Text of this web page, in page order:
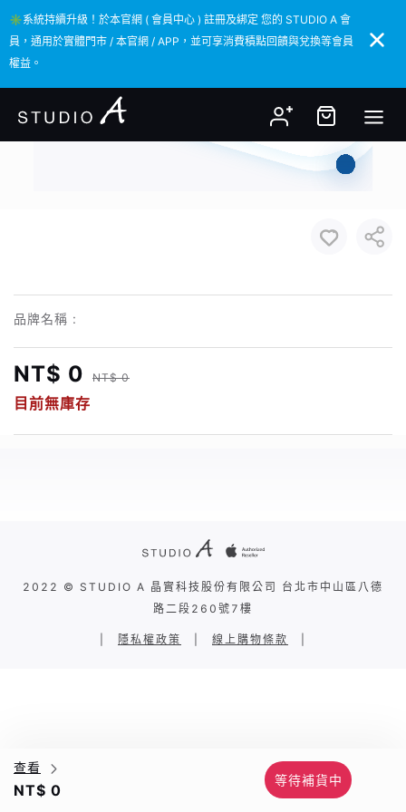
✳️系統持續升級！於本官網 ( 會員中心 ) 註冊及綁定 您的 STUDIO A 會
員，通用於實體門市 / 本官網 / APP，並可享消費積點回饋與兌換等會員
權益。
✳️系統持續升級！於本官網 ( 會員中心 ) 註冊及綁定 您的 STUDIO A 會
員，通用於實體門市 / 本官網 / APP，並可享消費積點回饋與兌換等會員
權益。
品牌名稱 :
NT$ 0 NT$ 0
目前無庫存
查看
NT$ 0
等待補貨中
2022 © STUDIO A 晶實科技股份有限公司 台北市中山區八德
路二段260號7樓
隱私權政策 線上購物條款